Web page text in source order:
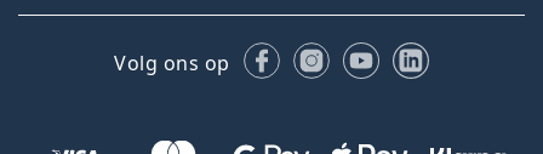
Volg ons op FacebookInstagram
YouTubeLinkedIn